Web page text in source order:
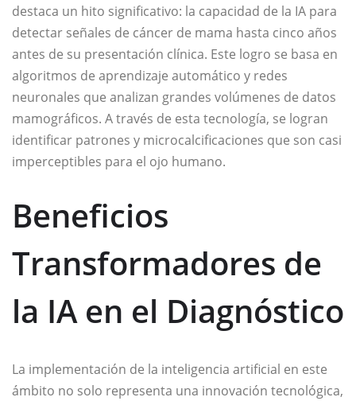
destaca un hito significativo: la capacidad de la IA para
detectar señales de cáncer de mama hasta cinco años
antes de su presentación clínica. Este logro se basa en
algoritmos de aprendizaje automático y redes
neuronales que analizan grandes volúmenes de datos
mamográficos. A través de esta tecnología, se logran
identificar patrones y microcalcificaciones que son casi
imperceptibles para el ojo humano.
Beneficios
Transformadores de
la IA en el Diagnóstico
La implementación de la inteligencia artificial en este
ámbito no solo representa una innovación tecnológica,